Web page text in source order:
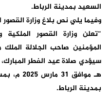
السعيد بمدينة الرباط.
وفيما يلي نص بلاغ وزارة القصور
“تعلن وزارة القصور
المؤمنين صاحب الجلالة
هـ
بمدينة الرباط.